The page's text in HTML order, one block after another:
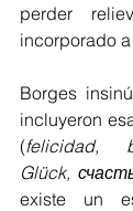
perder
incorporado
Borges
incluyeron
(
Glück,
existe un